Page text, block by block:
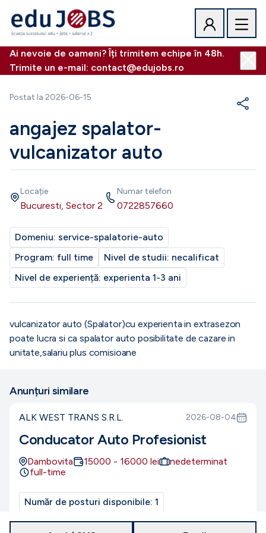
Ai nevoie de oameni? Îți trimitem echipe în 48h.
Trimite un e-mail: contact@edujobs.ro
Postat la 2026-06-15
angajez spalator-
vulcanizator auto
Locație
Bucuresti, Sector 2
Numar telefon
0722857660
Domeniu: service-spalatorie-auto
Program: full time Nivel de studii: necalificat
Nivel de experiență: experienta 1-3 ani
vulcanizator auto (Spalator)cu experienta in extrasezon
poate lucra si ca spalator auto posibilitate de cazare in
unitate,salariu plus comisioane
Anunțuri similare
ALK WEST TRANS S.R.L. 2026-08-04
Conducator Auto Profesionist
Dambovita 15000 - 16000 lei
nedeterminat
full-time
Număr de posturi disponibile: 1
Nivel de studii:necalificat